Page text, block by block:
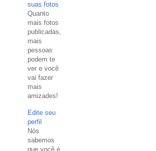
suas fotos
Quanto
mais fotos
publicadas,
mais
pessoas
podem te
ver e você
vai fazer
mais
amizades!
Edite seu
perfil
Nós
sabemos
que você é